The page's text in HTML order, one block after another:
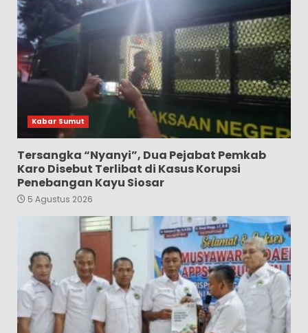
Kabar Sumut
Tersangka “Nyanyi”, Dua Pejabat Pemkab
Karo Disebut Terlibat di Kasus Korupsi
Penebangan Kayu Siosar
5 Agustus 2026